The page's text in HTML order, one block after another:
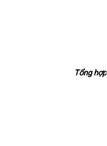
Tổng hợp